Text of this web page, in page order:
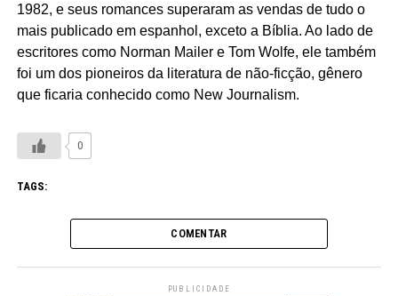
1982, e seus romances superaram as vendas de tudo o
mais publicado em espanhol, exceto a Bíblia. Ao lado de
escritores como Norman Mailer e Tom Wolfe, ele também
foi um dos pioneiros da literatura de não-ficção, gênero
que ficaria conhecido como New Journalism.
0
TAGS:
COMENTAR
PUBLICIDADE